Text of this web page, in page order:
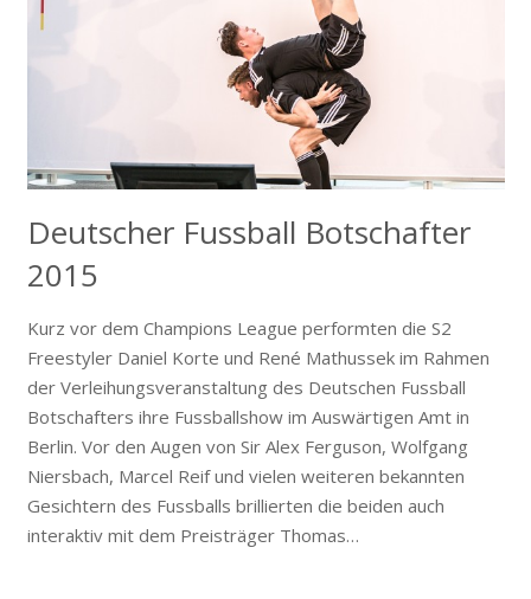
Deutscher Fussball Botschafter
2015
Kurz vor dem Champions League performten die S2
Freestyler Daniel Korte und René Mathussek im Rahmen
der Verleihungsveranstaltung des Deutschen Fussball
Botschafters ihre Fussballshow im Auswärtigen Amt in
Berlin. Vor den Augen von Sir Alex Ferguson, Wolfgang
Niersbach, Marcel Reif und vielen weiteren bekannten
Gesichtern des Fussballs brillierten die beiden auch
interaktiv mit dem Preisträger Thomas…